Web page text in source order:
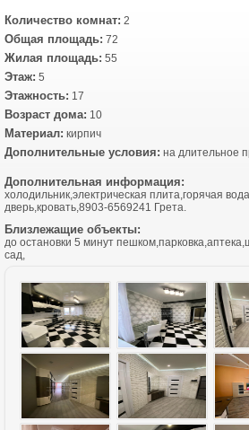
Количество комнат: 2
Общая площадь: 72
Жилая площадь: 55
Этаж: 5
Этажность: 17
Возраст дома: 10
Материал: кирпич
Дополнительные условия: на длительное
Дополнительная информация:
холодильник,электрическая плита,горячая
дверь,кровать,8903-6569241 Грета.
Близлежащие объекты:
до остановки 5 минут
сад,